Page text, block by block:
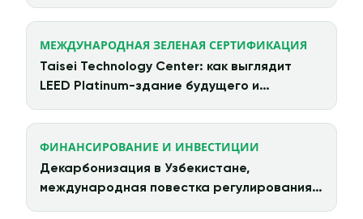
МЕЖДУНАРОДНАЯ ЗЕЛЕНАЯ СЕРТИФИКАЦИЯ
Taisei Technology Center: как выглядит
LEED Platinum-здание будущего и
ФИНАНСИРОВАНИЕ И ИНВЕСТИЦИИ
Декарбонизация в Узбекистане,
международная повестка регулирования и